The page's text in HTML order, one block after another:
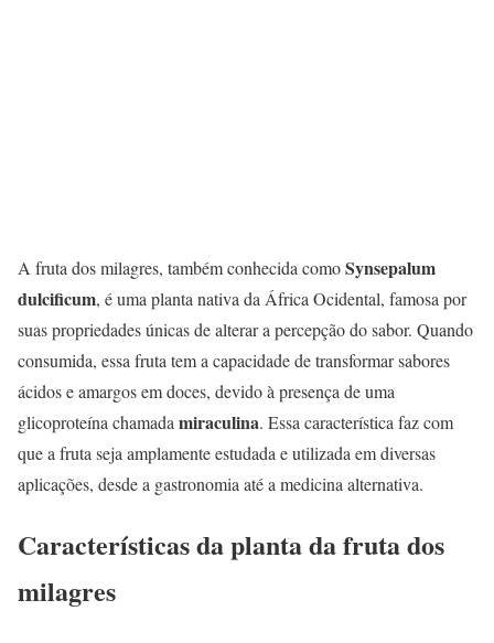
A fruta dos milagres, também conhecida comoSynsepalum
dulcificum, é uma planta nativa da África Ocidental, famosa por
suas propriedades únicas de alterar a percepção do sabor. Quando
consumida, essa fruta tem a capacidade de transformar sabores
ácidos e amargos em doces, devido à presença de uma
glicoproteína chamada miraculina. Essa característica faz com
que a fruta seja amplamente estudada e utilizada em diversas
aplicações, desde a gastronomia até a medicina alternativa.
Características da planta da fruta dos
milagres